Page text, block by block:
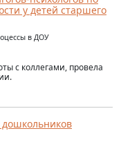
у детей старшего
в ДОУ
с коллегами, провела
дошкольников